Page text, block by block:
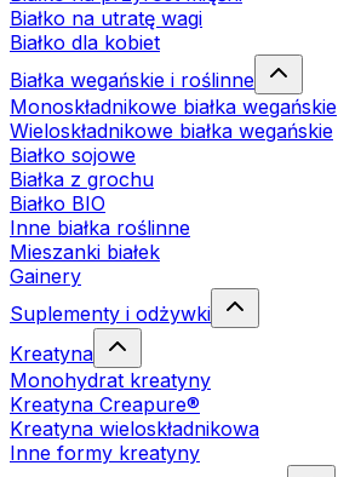
Białko na utratę wagi
Białko dla kobiet
Białka wegańskie i roślinne
Monoskładnikowe białka wegańskie
Wieloskładnikowe białka wegańskie
Białko sojowe
Białka z grochu
Białko BIO
Inne białka roślinne
Mieszanki białek
Gainery
Suplementy i odżywki
Kreatyna
Monohydrat kreatyny
Kreatyna Creapure®
Kreatyna wieloskładnikowa
Inne formy kreatyny